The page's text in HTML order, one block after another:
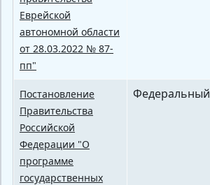
Еврейской
автономной области
от 28.03.2022 № 87-
пп"
Постановление
Правительства
Российской
Федерации "О
программе
государственных
Федеральный